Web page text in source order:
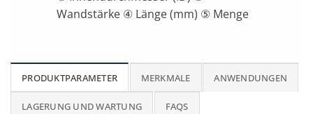
Wandstärke ④ Länge (mm) ⑤ Menge
PRODUKTPARAMETER MERKMALE ANWENDUNGEN
LAGERUNG UND WARTUNG FAQS